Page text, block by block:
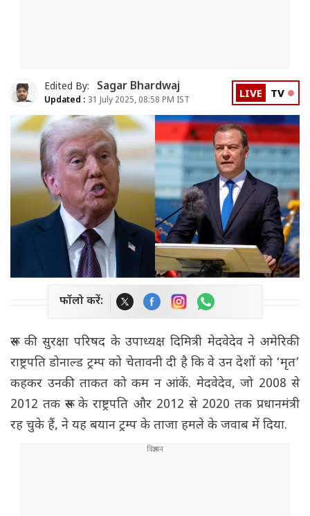
Edited By: Sagar Bhardwaj
Updated : 31 July 2025, 08:58 PM IST LIVE TV
फॉलो करें:
रूस की सुरक्षा परिषद के उपाध्यक्ष दिमित्री मेदवेदेव ने अमेरिकी
राष्ट्रपति डोनाल्ड ट्रम्प को चेतावनी दी है कि वे उन देशों को ‘मृत’
कहकर उनकी ताकत को कम न आंकें. मेदवेदेव, जो 2008 से
2012 तक रूस के राष्ट्रपति और 2012 से 2020 तक प्रधानमंत्री
रह चुके हैं, ने यह बयान ट्रम्प के ताजा हमले के जवाब में दिया.